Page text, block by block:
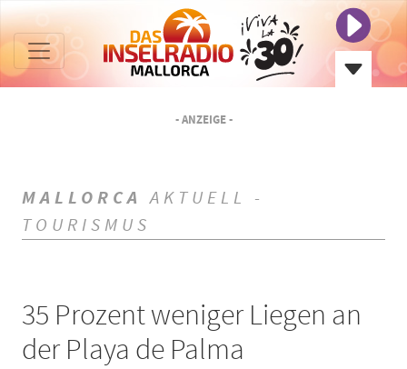
- ANZEIGE -
MALLORCA AKTUELL -
TOURISMUS
35 Prozent weniger Liegen an
der Playa de Palma